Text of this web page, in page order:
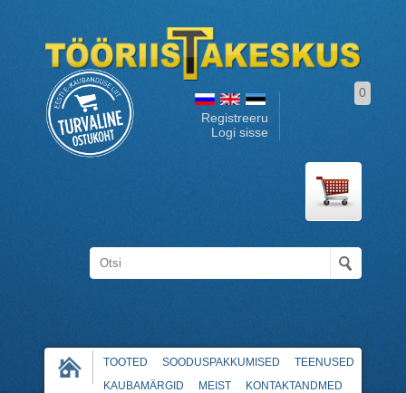
Registreeru
Logi sisse
0
TOOTED SOODUSPAKKUMISED
TEENUSED
KAUBAMÄRGID
MEIST KONTAKTANDMED